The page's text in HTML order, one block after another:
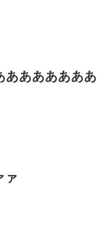
あああああああ
ァ